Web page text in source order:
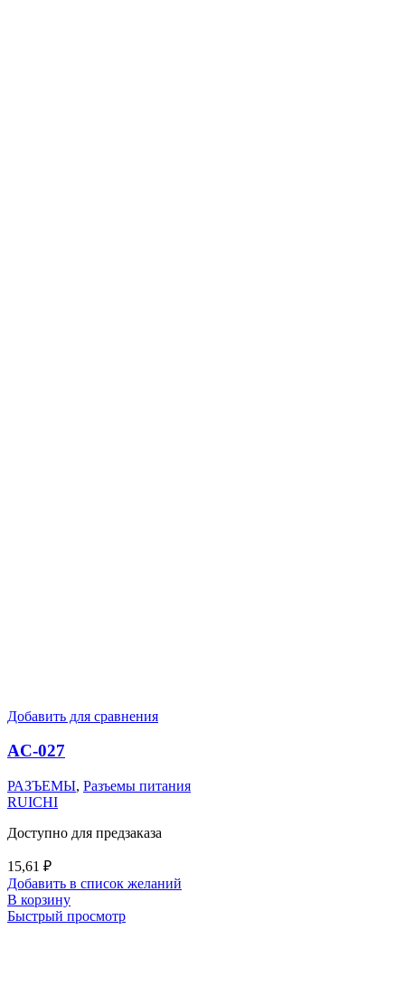
Добавить для сравнения
AC-027
РАЗЪЕМЫ, Разъемы питания
RUICHI
Доступно для предзаказа
15,61 ₽
Добавить в список желаний
В корзину
Быстрый просмотр